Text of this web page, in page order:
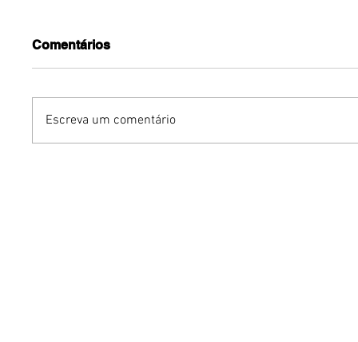
Comentários
Escreva um comentário